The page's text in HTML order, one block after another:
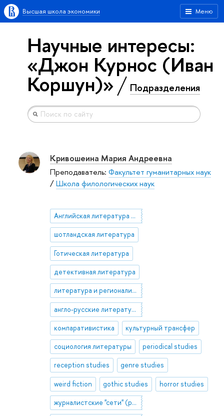
Меню
Высшая школа экономики
Научные интересы:
«Джон Курнос (Иван
Коршун)» Подразделения
Кривошеина Мария Андреевна
Преподаватель: Факультет гуманитарных наук
/Школа филологических наук
Английская литература 1890-1910-х
шотландская литература
Готическая литература
детективная литература
литература и регионализм
англо-русские литературные связи
компаративистика культурный трансфер
социология литературы periodical studies
reception studies genre studies
weird fiction gothic studies horror studies
журналистские "сети" (periodical networks)